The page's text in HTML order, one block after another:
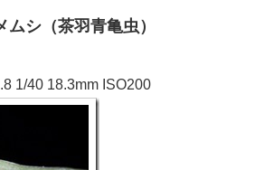
シ（茶羽青亀虫）
1/40 18.3mm ISO200